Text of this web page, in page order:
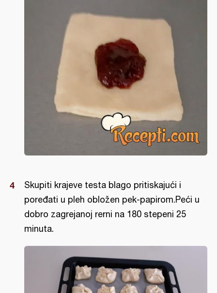
Skupiti krajeve testa blago pritiskajući i
poređati u pleh obložen pek-papirom.Peći u
dobro zagrejanoj rerni na 180 stepeni 25
minuta.